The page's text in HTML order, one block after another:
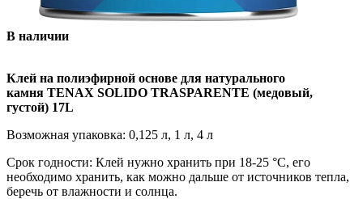
В наличии
Клей на полиэфирной основе для натурального
камня TENAX SOLIDO TRASPARENTE (медовый,
густой) 17L
Возможная упаковка: 0,125 л, 1 л, 4 л
Срок годности: Клей нужно хранить при 18-25 °С, его
необходимо хранить, как можно дальше от источников тепла,
беречь от влажности и солнца.